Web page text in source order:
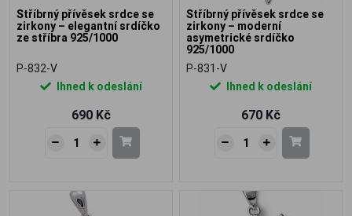
Stříbrný přívěsek srdce se
zirkony – elegantní srdíčko
ze stříbra 925/1000
P-832-V
Ihned k odeslání
690 Kč
Stříbrný přívěsek srdce se
zirkony – moderní
asymetrické srdíčko
925/1000
P-831-V
Ihned k odeslání
670 Kč